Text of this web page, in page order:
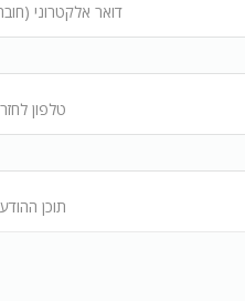
דואר אלקטרוני
טלפון
תוכן